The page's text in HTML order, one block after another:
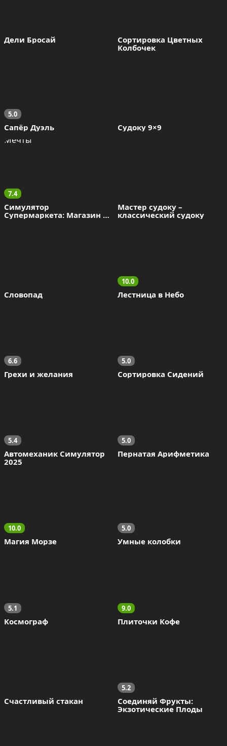
Дели Бросай
Сортировка Цветных
Колбочек
5.0
Сапёр Дуэль Судоку 9×9
7.4
Симулятор
Супермаркета: Магазин
Мастер судоку –
классический судоку
Словопад
10.0
Лестница в Небо
6.6
Грехи и желания
5.0
Сортировка Сидений
5.4
Автомеханик Симулятор
2025
5.0
Пернатая Арифметика
10.0
Магия Морзе
5.0
Умные колобки
5.1
Космограф
9.0
Плиточки Кофе
Счастливый стакан
5.2
Соединяй Фрукты:
Экзотические Плоды